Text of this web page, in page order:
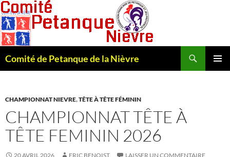
Comité de Petanque de la Nièvre
CHAMPIONNAT NIEVRE,TÊTE À TÊTE FÉMININ
CHAMPIONNAT TÊTE À
TÊTE FEMININ 2026
20 AVRIL 2026 ERIC BENOIST LAISSER UN COMMENTAIRE